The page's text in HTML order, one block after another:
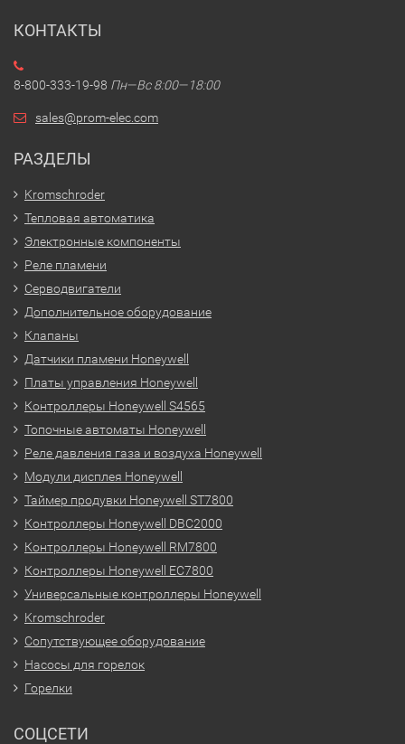
КОНТАКТЫ
8-800-333-19-98 Пн—Вс 8:00—18:00
sales@prom-elec.com
РАЗДЕЛЫ
Kromschroder
Тепловая автоматика
Электронные компоненты
Реле пламени
Серводвигатели
Дополнительное оборудование
Клапаны
Датчики пламени Honeywell
Платы управления Honeywell
Контроллеры Honeywell S4565
Топочные автоматы Honeywell
Реле давления газа и воздуха Honeywell
Модули дисплея Honeywell
Таймер продувки Honeywell ST7800
Контроллеры Honeywell DBC2000
Контроллеры Honeywell RM7800
Контроллеры Honeywell EC7800
Универсальные контроллеры Honeywell
Kromschroder
Сопутствующее оборудование
Насосы для горелок
Горелки
СОЦСЕТИ